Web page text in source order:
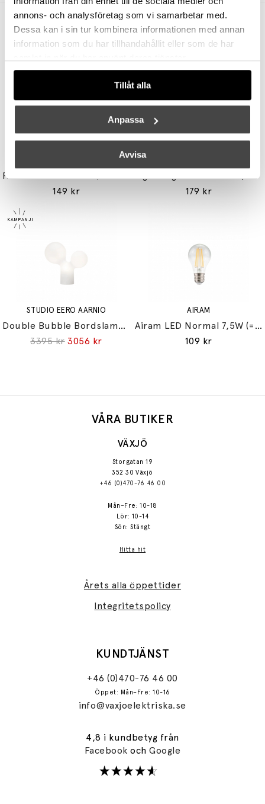
annons- och analysföretag som vi samarbetar med.
Dessa kan i sin tur kombinera informationen med annan
information som du har tillhandahållit eller som de har
Tillåt alla
Anpassa
Avvisa
Andra köpte även
Reflektor MR11 28W (=35W) GU10
149 kr
Light Engine LED Bulb 3,6W (=33W) 2700K G9 Lightly Frosted
179 kr
STUDIO EERO AARNIO
Double Bubble Bordslampa Small
3395 kr 3056 kr
AIRAM
Airam LED Normal 7,5W (=60W) E27
109 kr
VÅRA BUTIKER
VÄXJÖ
Storgatan 19
352 30 Växjö
+46 (0)470-76 46 00
Mån–Fre: 10-18
Lör: 10-14
Sön: Stängt
Hitta hit
Årets alla öppettider
Integritetspolicy
KUNDTJÄNST
+46 (0)470-76 46 00
Öppet: Mån–Fre: 10-16
info@vaxjoelektriska.se
4,8 i kundbetyg från
FacebookochGoogle